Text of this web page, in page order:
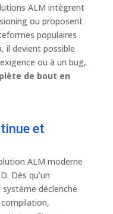
ALM intègrent
ou proposent
populaires
il devient possible
ou à un bug,
de bout en
et
ALM moderne
Dès qu’un
déclenche